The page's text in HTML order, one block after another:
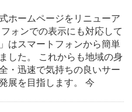
ホームページをリニューア
ォンでの表示にも対応して
はスマートフォンから簡単
した。 これからも地域の身
・迅速で気持ちの良いサー
展を目指します。 今